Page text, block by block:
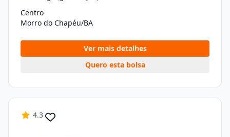
Centro
Morro do Chapéu/BA
Ver mais detalhes
Quero esta bolsa
4.3